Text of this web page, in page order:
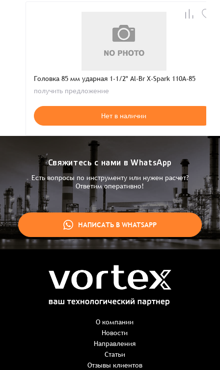
Заказать презентацию
Заказ успешно оформлен
Спасибо, что выбрали нас! Менеджер свяжется с Вами в
Головка 85 мм ударная 1-1/2" Al-Br X-Spark 110A-85
получить предложение
Нет в наличии
Свяжитесь с нами в WhatsApp
Есть вопросы по инструменту или нужен расчет?
Ответим оперативно!
НАПИСАТЬ В WHATSAPP
О компании
Новости
Направления
Статьи
Отзывы клиентов